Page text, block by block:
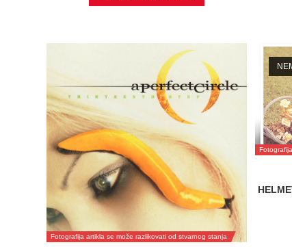
Fotografija artikla se može razlikovati od stvarnog stanja